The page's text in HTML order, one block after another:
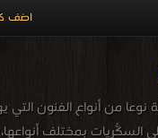
اضف
من أنواع الفنون التي
بمختلف